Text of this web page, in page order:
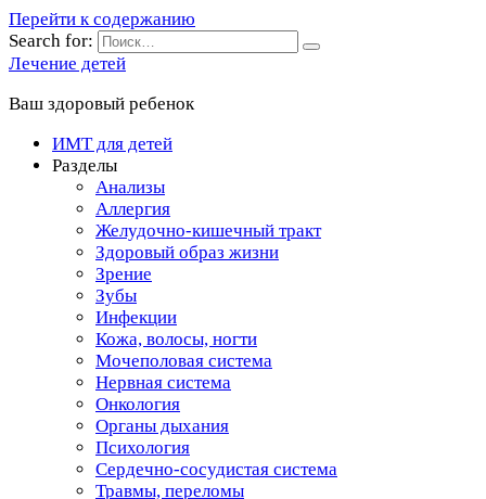
Перейти к содержанию
Search for:
Лечение детей
Ваш здоровый ребенок
ИМТ для детей
Разделы
Анализы
Аллергия
Желудочно-кишечный тракт
Здоровый образ жизни
Зрение
Зубы
Инфекции
Кожа, волосы, ногти
Мочеполовая система
Нервная система
Онкология
Органы дыхания
Психология
Сердечно-сосудистая система
Травмы, переломы